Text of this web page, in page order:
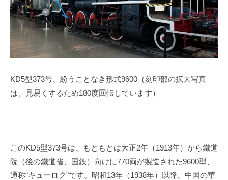
KD5型373号、紛うことなき形式9600 （刻印部の拡大写真
は、見易くするため180度回転しています）
このKD5型373号は、もともとは大正2年（1913年）から鐵道
院（後の鐵道省、国鉄）向けに770両が製造された9600型、
通称“キューロク”です。昭和13年（1938年）以降、中国の華